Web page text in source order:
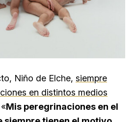
Niño de Elche, siempre
en distintos medios
Mis peregrinaciones en el